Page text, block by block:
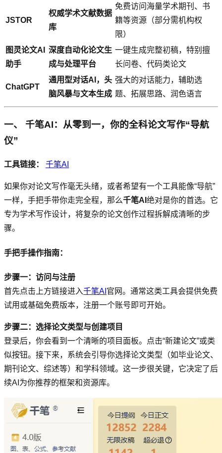
JSTOR
权威学术文献数据
库
免费访问海量学术期刊、书
籍等资源（部分需机构权
限）
图灵论文AI
助手
深度自动化论文生
成与处理平台
一键生成完整初稿，特别擅
长问卷、代码类论文
ChatGPT
通用型对话AI，头
脑风暴与文本生成
强大的对话能力，辅助选
题、拓展思路、润色语言
一、 千笔AI：从零到一，你的全科论文写作“导航
仪”
工具链接： 千笔AI
如果你对论文写作毫无头绪，或者希望有一个工具能像“导航”
一样，手把手带你走完全程，那么千笔AI 绝对是你的首选。它
专为学术写作设计，将复杂的论文创作过程拆解成清晰的步
骤。
手把手操作指南：
步骤一：访问与注册
首先点击上方链接进入千笔AI 官网。通常这类工具会提供免费
试用或基础免费版本，注册一个账号即可开始。
步骤二：选择论文类型与创建项目
登录后，你会看到一个清晰的项目面板。点击“新建论文”或类
似按钮。接下来，系统会引导你选择论文类型（如毕业论文、
期刊论文、综述等）和学科领域。这一步很关键，它决定了后
续AI为你推荐的框架和资源库。